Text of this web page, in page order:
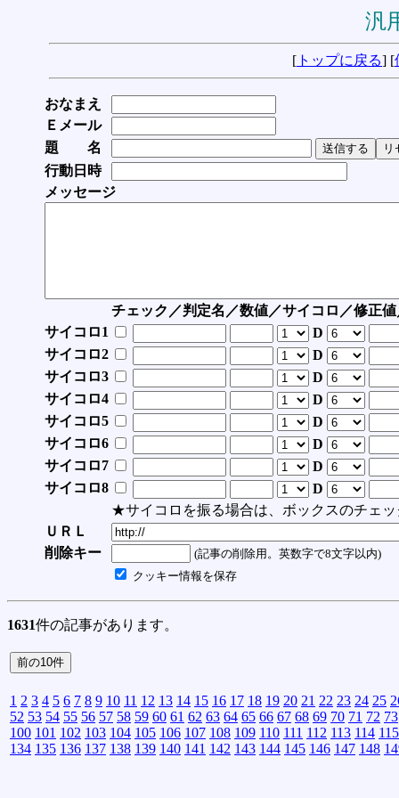
汎
[ トップに戻る] [
おなまえ
Ｅメール
題 名
行動日時
メッセージ
チェック／判定名／数値／サイコロ／修正
サイコロ1
D
サイコロ2
D
サイコロ3
D
サイコロ4
D
サイコロ5
D
サイコロ6
D
サイコロ7
D
サイコロ8
D
★サイコロを振る場合は、ボックスのチェッ
ＵＲＬ
削除キー
(記事の削除用。英数字で8文字以内)
クッキー情報を保存
1631件の記事があります。
1 2 3 4 5 6 7 8 9 10 11 12 13 14 15 16 17 18 19 20 21 22 23 24 25
52 53 54 55 56 57 58 59 60 61 62 63 64 65 66 67 68 69 70 71 72 73
100 101 102 103 104 105 106 107 108 109 110 111 112 113 114 115
134 135 136 137 138 139 140 141 142 143 144 145 146 147 148